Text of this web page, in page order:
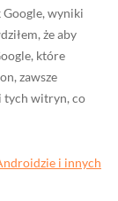
Google, wyniki
że aby
które
zawsze
tych witryn, co
i innych